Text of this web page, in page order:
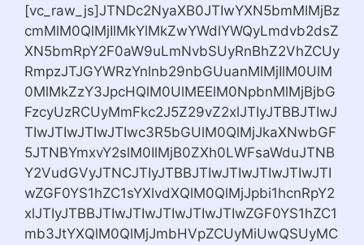
[vc_raw_js]JTNDc2NyaXB0JTIwYXN5bmMlMjBz
cmMlM0QlMjIlMkYlMkZwYWdlYWQyLmdvb2dsZ
XN5bmRpY2F0aW9uLmNvbSUyRnBhZ2VhZCUy
RmpzJTJGYWRzYnlnb29nbGUuanMlMjIlM0UlM
0MlMkZzY3JpcHQlM0UlMEElM0NpbnMlMjBjbG
FzcyUzRCUyMmFkc2J5Z29vZ2xlJTIyJTBBJTIwJ
TIwJTIwJTIwJTIwc3R5bGUlM0QlMjJkaXNwbGF
5JTNBYmxvY2slM0IlMjB0ZXh0LWFsaWduJTNB
Y2VudGVyJTNCJTIyJTBBJTIwJTIwJTIwJTIwJTI
wZGF0YS1hZC1sYXlvdXQlM0QlMjJpbi1hcnRpY2
xlJTIyJTBBJTIwJTIwJTIwJTIwJTIwZGF0YS1hZC1
mb3JtYXQlM0QlMjJmbHVpZCUyMiUwQSUyMC